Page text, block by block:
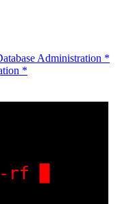
Administration *
*